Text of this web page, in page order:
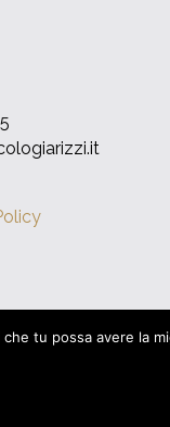
Psicologia
tu possa avere la